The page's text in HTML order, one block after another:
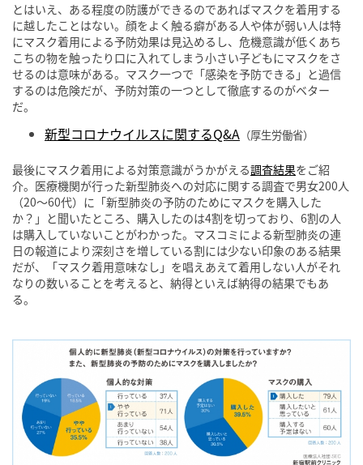
とはいえ、ある程度の防護ができるのであればマスクを着用する
に越したことはない。顔をよく触る癖がある人や体が弱い人は特
にマスク着用による予防効果は見込めるし、危機意識が低くあち
こちの物を触ったり口に入れてしまう小さい子どもにマスクをさ
せるのは意味がある。マスク一つで「感染を予防できる」と過信
するのは危険だが、予防対策の一つとして徹底するのがベター
だ。
新型コロナウイルスに関するQ&A （厚生労働省）
最後にマスク着用による対策意識がうかがえる調査結果をご紹
介。医療機関が行った新型肺炎への対応に関する調査で男女200人
（20〜60代）に「新型肺炎の予防のためにマスクを購入した
か？」と聞いたところ、購入したのは4割を切っており、6割の人
は購入していないことがわかった。マスコミによる新型肺炎の連
日の報道により深刻さを増している割には少ない印象のある結果
だが、「マスク着用意味なし」を唱えあえて着用しない人がそれ
なりの数いることを考えると、納得といえば納得の結果でもあ
る。